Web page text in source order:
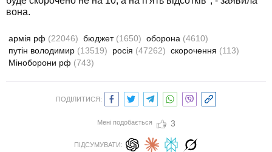
вона.
армія рф (22046) бюджет (1650) оборона (4610)
путін володимир (13519) росія (47262) скорочення (113)
Міноборони рф (743)
ПОДІЛИТИСЯ:
Мені подобається 3
ПІДСУМУВАТИ: